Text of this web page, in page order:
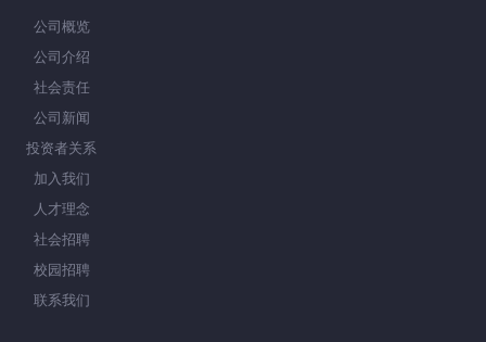
公司概览
公司介绍
社会责任
公司新闻
投资者关系
加入我们
人才理念
社会招聘
校园招聘
联系我们